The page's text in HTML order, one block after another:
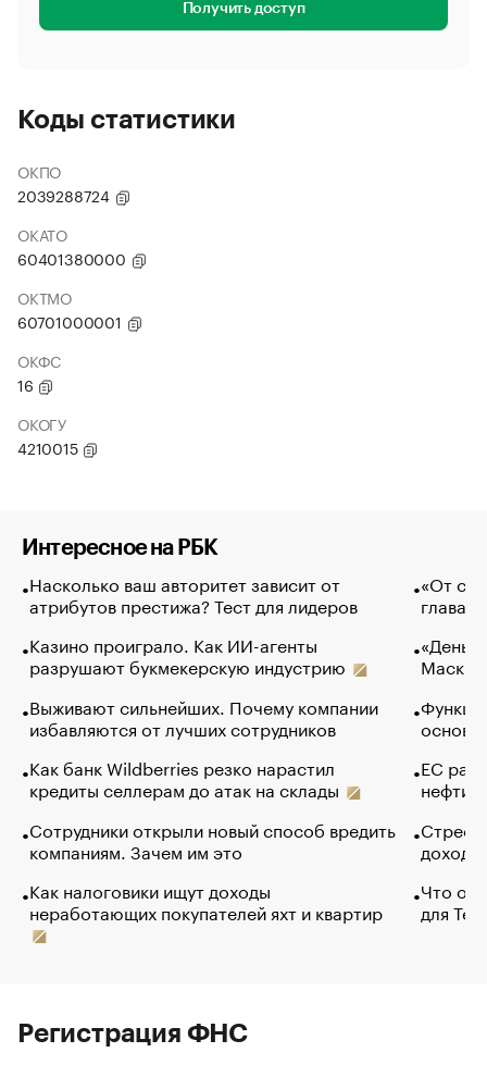
Получить доступ
Коды статистики
ОКПО
2039288724
ОКАТО
60401380000
ОКТМО
60701000001
ОКФС
16
ОКОГУ
4210015
Интересное на РБК
Насколько ваш авторитет зависит от
атрибутов престижа? Тест для лидеров
Казино проиграло. Как ИИ-агенты
разрушают букмекерскую индустрию
Выживают сильнейших. Почему компании
избавляются от лучших сотрудников
Как банк Wildberries резко нарастил
кредиты селлерам до атак на склады
Сотрудники открыли новый способ вредить
компаниям. Зачем им это
Как налоговики ищут доходы
неработающих покупателей яхт и квартир
«От
глава
Маск в
основ
ЕС
нефти
Что
для
Регистрация ФНС